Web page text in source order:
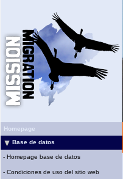
Homepage
Base de datos
- Homepage base de datos
- Condiciones de uso del sitio web